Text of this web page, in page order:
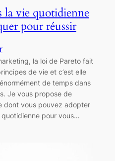
la vie quotidienne
pour réussir
la loi de Pareto fait
de vie et c’est elle
de temps dans
Je vous propose de
dont vous pouvez adopter
quotidienne pour vous…